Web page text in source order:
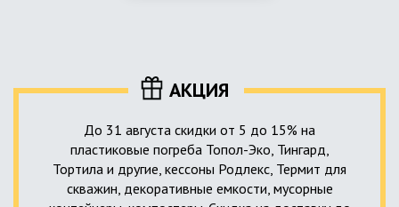
от исполнения.
АКЦИЯ
До 31 августа скидки от 5 до 15% на
пластиковые погреба Топол-Эко, Тингард,
Тортила и другие, кессоны Родлекс, Термит для
скважин, декоративные емкости, мусорные